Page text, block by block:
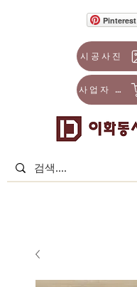
사업자 몰
시공사진
Pinterest